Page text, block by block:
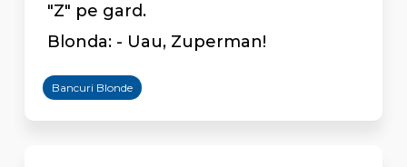
"Z" pe gard.
Blonda: - Uau, Zuperman!
Bancuri Blonde